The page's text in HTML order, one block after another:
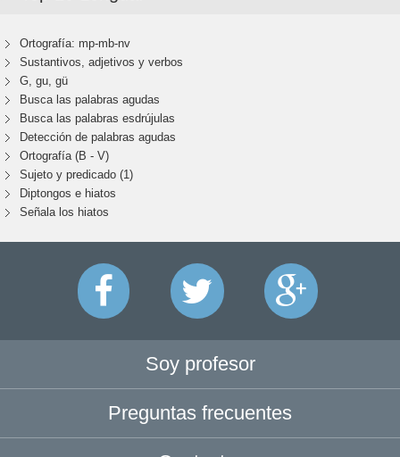
Ortografía: mp-mb-nv
Sustantivos, adjetivos y verbos
G, gu, gü
Busca las palabras agudas
Busca las palabras esdrújulas
Detección de palabras agudas
Ortografía (B - V)
Sujeto y predicado (1)
Diptongos e hiatos
Señala los hiatos
Soy profesor
Preguntas frecuentes